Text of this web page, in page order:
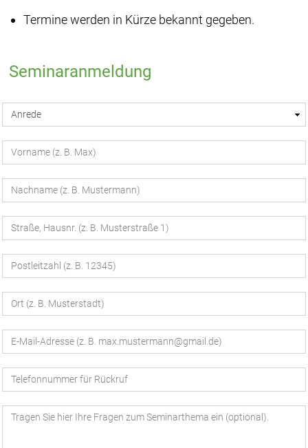
Termine werden in Kürze bekannt gegeben.
Seminaranmeldung